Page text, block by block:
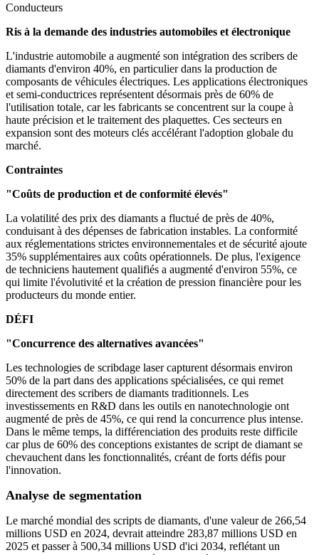
Conducteurs
Ris à la demande des industries automobiles et électronique
L'industrie automobile a augmenté son intégration des scribers de
diamants d'environ 40%, en particulier dans la production de
composants de véhicules électriques. Les applications électroniques
et semi-conductrices représentent désormais près de 60% de
l'utilisation totale, car les fabricants se concentrent sur la coupe à
haute précision et le traitement des plaquettes. Ces secteurs en
expansion sont des moteurs clés accélérant l'adoption globale du
marché.
Contraintes
"Coûts de production et de conformité élevés"
La volatilité des prix des diamants a fluctué de près de 40%,
conduisant à des dépenses de fabrication instables. La conformité
aux réglementations strictes environnementales et de sécurité ajoute
35% supplémentaires aux coûts opérationnels. De plus, l'exigence
de techniciens hautement qualifiés a augmenté d'environ 55%, ce
qui limite l'évolutivité et la création de pression financière pour les
producteurs du monde entier.
DÉFI
"Concurrence des alternatives avancées"
Les technologies de scribdage laser capturent désormais environ
50% de la part dans des applications spécialisées, ce qui remet
directement des scribers de diamants traditionnels. Les
investissements en R&D dans les outils en nanotechnologie ont
augmenté de près de 45%, ce qui rend la concurrence plus intense.
Dans le même temps, la différenciation des produits reste difficile
car plus de 60% des conceptions existantes de script de diamant se
chevauchent dans les fonctionnalités, créant de forts défis pour
l'innovation.
Analyse de segmentation
Le marché mondial des scripts de diamants, d'une valeur de 266,54
millions USD en 2024, devrait atteindre 283,87 millions USD en
2025 et passer à 500,34 millions USD d'ici 2034, reflétant un